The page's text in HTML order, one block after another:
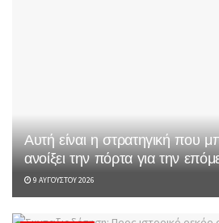
Αυτή είναι η στρατηγική που
ανοίξει την πόρτα για την
9 ΑΥΓΟΎΣΤΟΥ 2026